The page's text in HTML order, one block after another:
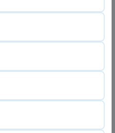
φιγούρα υπογήινοι El Greco